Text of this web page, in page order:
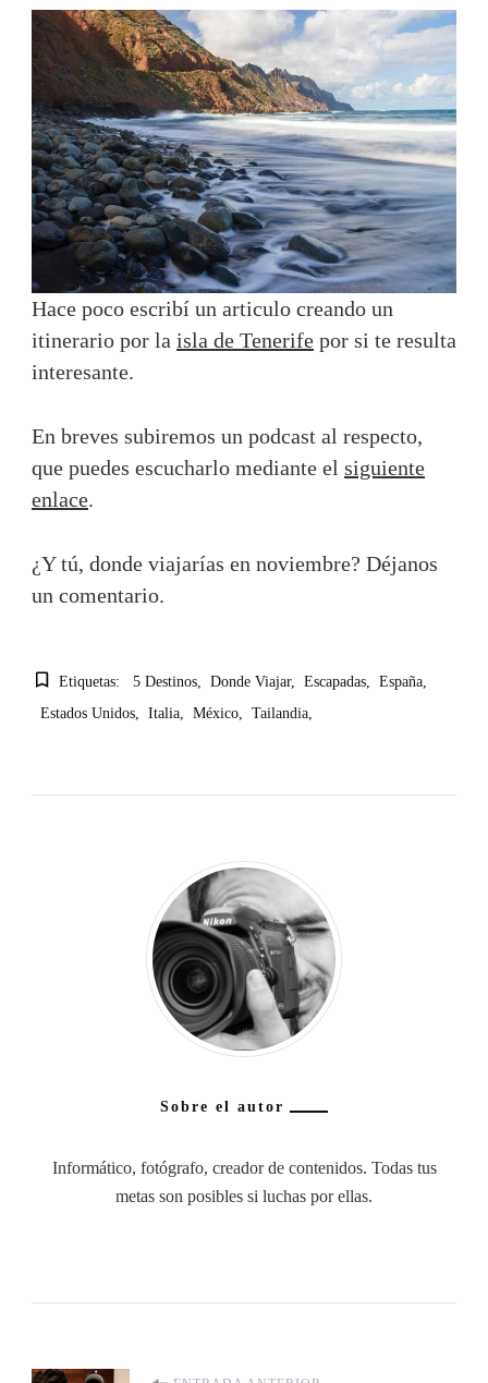
Hace poco escribí un articulo creando un
itinerario por la isla de Tenerife por si te resulta
interesante.
En breves subiremos un podcast al respecto,
que puedes escucharlo mediante el siguiente
enlace.
¿Y tú, donde viajarías en noviembre? Déjanos
un comentario.
Etiquetas: 5 Destinos Donde Viajar Escapadas
España
Estados Unidos
Italia México Tailandia
Sobre el autor
Informático, fotógrafo, creador de contenidos. Todas tus
metas son posibles si luchas por ellas.